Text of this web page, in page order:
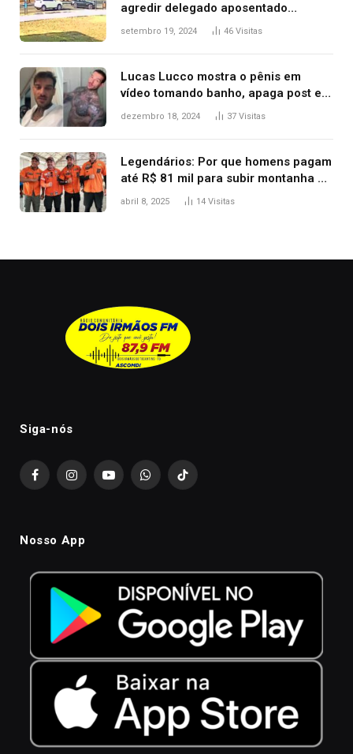
agredir delegado aposentado
durante confusão no trânsito
setembro 19, 2024 46 Visitas
Lucas Lucco mostra o pênis em
vídeo tomando banho, apaga post e
diz ‘foi mal’
dezembro 18, 2024 37 Visitas
Legendários: Por que homens pagam
até R$ 81 mil para subir montanha e
melhorar casamento?
abril 8, 2025 14 Visitas
Siga-nós
FacebookInstagramYouTubeWhatsAppTikTok
Nosso App